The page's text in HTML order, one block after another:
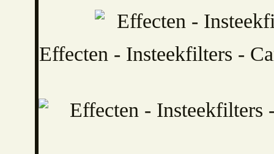
Effecten - Insteekfilters -